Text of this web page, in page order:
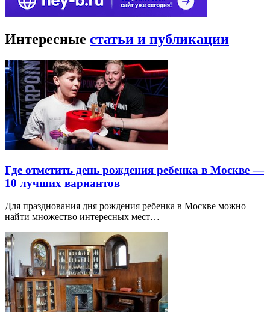
Интересные статьи и публикации
Где отметить день рождения ребенка в Москве —
10 лучших вариантов
Для празднования дня рождения ребенка в Москве можно
найти множество интересных мест…